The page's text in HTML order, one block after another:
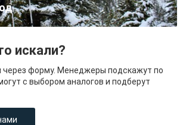
искали?
через форму. Менеджеры подскажут по
с выбором аналогов и подберут